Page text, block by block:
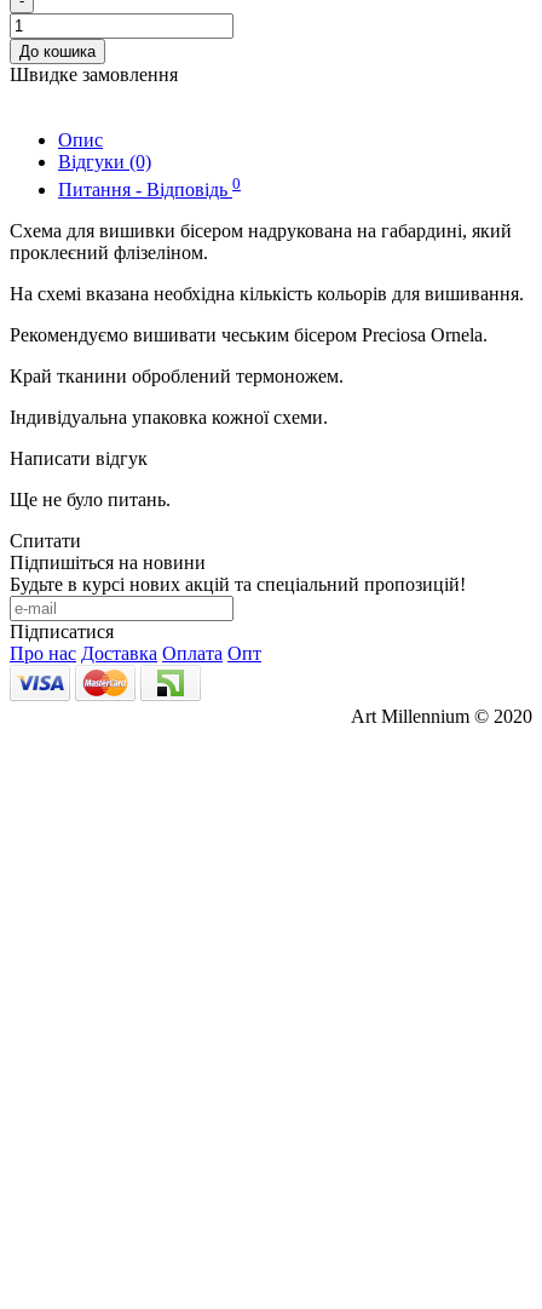
До кошика
Швидке замовлення
Опис
Відгуки (0)
Питання - Відповідь 0
Схема для вишивки бісером надрукована на габардині, який
проклеєний флізеліном.
На схемі вказана необхідна кількість кольорів для вишивання.
Рекомендуємо вишивати чеським бісером Preciosa Ornela.
Край тканини оброблений термоножем.
Індивідуальна упаковка кожної схеми.
Написати відгук
Ще не було питань.
Спитати
Підпишіться на новини
Будьте в курсі нових акцій та спеціальний пропозицій!
Підписатися
Про нас Доставка Оплата Опт
Art Millennium © 2020